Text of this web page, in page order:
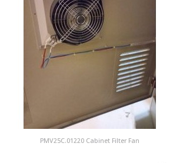
PMV25C.01220 Cabinet Filter Fan